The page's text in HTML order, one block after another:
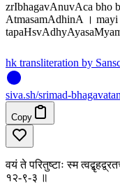
zrIbhagavAnuvAca bho
AtmasamAdhinA ।
hk transliteration by
siva.sh/srimad-
Copy
वयं ते परितुष्टाः स्म
१२-९-३ ॥